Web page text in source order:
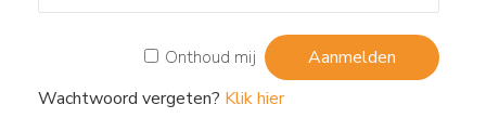
Onthoud mij
Wachtwoord vergeten? Klik hier